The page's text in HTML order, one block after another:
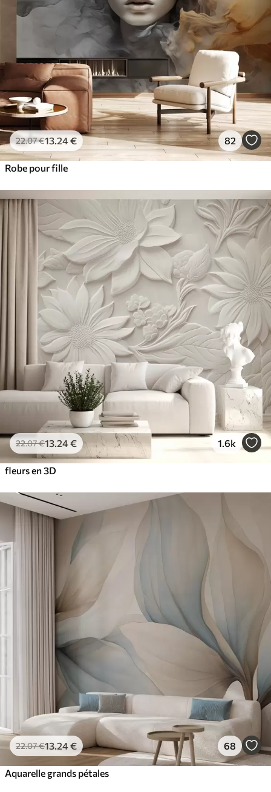
22.07€13 .24€ 82
Robe pour fille
22.07€13 .24€ 1.6k
fleurs en 3D
22.07€13.24€ 68
Aquarelle grands pétales